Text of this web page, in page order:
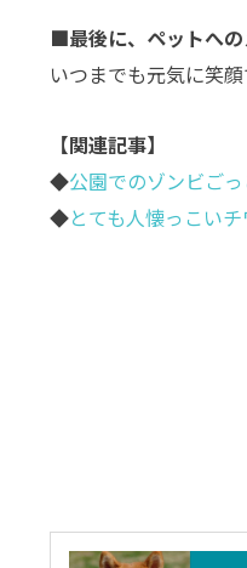
■最後に、ペットへ
いつまでも元気に笑
【関連記事】
◆公園でのゾンビご
◆とても人懐っこい